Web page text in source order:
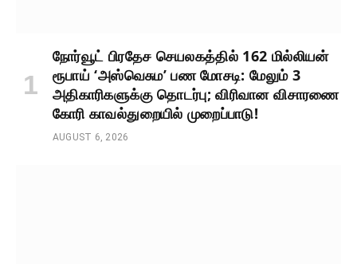
நோர்வூட் பிரதேச செயலகத்தில் 162 மில்லியன்
ரூபாய் ‘அஸ்வெசும’ பண மோசடி: மேலும் 3
அதிகாரிகளுக்கு தொடர்பு; விரிவான விசாரணை
கோரி காவல்துறையில் முறைப்பாடு!
AUGUST 6, 2026